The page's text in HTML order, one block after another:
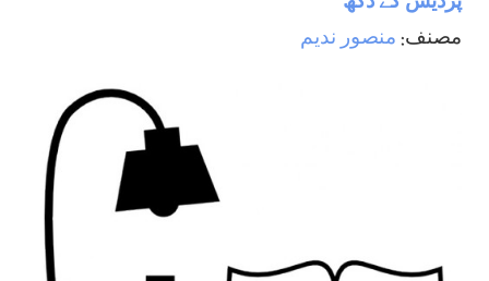
مصنف: منصور ندیم